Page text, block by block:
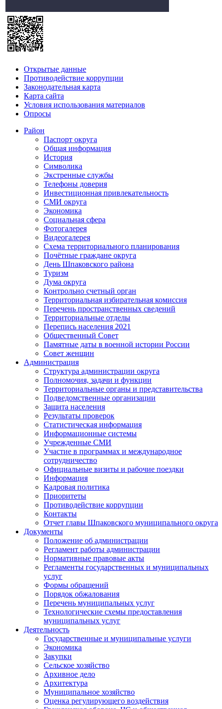
Открытые данные
Противодействие коррупции
Законодательная карта
Карта сайта
Условия использования материалов
Опросы
Район
Паспорт округа
Общая информация
История
Символика
Экстренные службы
Телефоны доверия
Инвестиционная привлекательность
СМИ округа
Экономика
Социальная сфера
Фотогалерея
Видеогалерея
Схема территориального планирования
Почётные граждане округа
День Шпаковского района
Туризм
Дума округа
Контрольно счетный орган
Территориальная избирательная комиссия
Перечень пространственных сведений
Территориальные отделы
Перепись населения 2021
Общественный Совет
Памятные даты в военной истории России
Совет женщин
Администрация
Структура администрации округа
Полномочия, задачи и функции
Территориальные органы и представительства
Подведомственные организации
Защита населения
Результаты проверок
Статистическая информация
Информационные системы
Учрежденные СМИ
Участие в программах и международное
сотрудничество
Официальные визиты и рабочие поездки
Информация
Кадровая политика
Приоритеты
Противодействие коррупции
Контакты
Отчет главы Шпаковского муниципального округа
Документы
Положение об администрации
Регламент работы администрации
Нормативные правовые акты
Регламенты государственных и муниципальных
услуг
Формы обращений
Порядок обжалования
Перечень муниципальных услуг
Технологические схемы предоставления
муниципальных услуг
Деятельность
Государственные и муниципальные услуги
Экономика
Закупки
Сельское хозяйство
Архивное дело
Архитектура
Муниципальное хозяйство
Оценка регулирующего воздействия